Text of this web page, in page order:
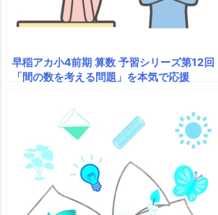
早稲アカ小4前期 算数 予習シリーズ第12回
「間の数を考える問題」を本気で応援